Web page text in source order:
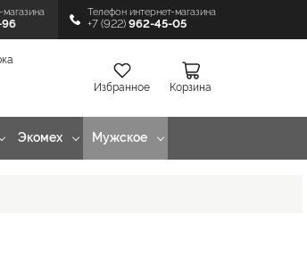
96
Телефон интернет-магазина
+7 (922) 962-45-05
Избранное Корзина
Экомех Мужское